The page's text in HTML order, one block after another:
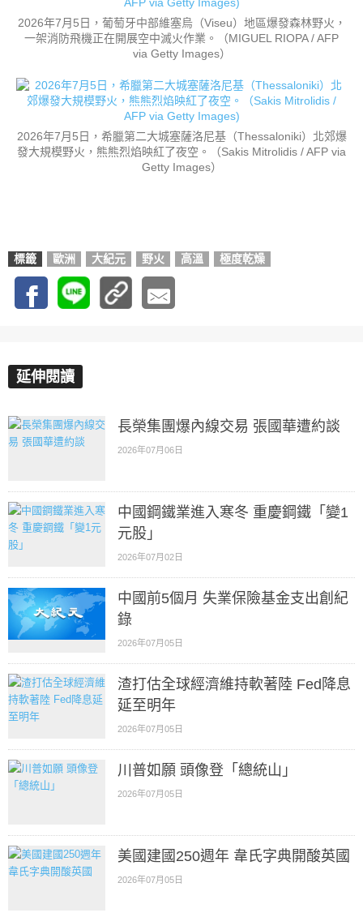
2026年7月5日，葡萄牙中部維塞烏（Viseu）地區爆發森林野火，
一架消防飛機正在開展空中滅火作業。（MIGUEL RIOPA / AFP
via Getty Images）
2026年7月5日，希臘第二大城塞薩洛尼基（Thessaloniki）北郊爆
發大規模野火，熊熊烈焰映紅了夜空。（Sakis Mitrolidis / AFP via
Getty Images）
標籤 歐洲 大紀元 野火 高溫 極度乾燥
延伸閱讀
長榮集團爆內線交易 張國華遭約談
2026年07月06日
中國鋼鐵業進入寒冬 重慶鋼鐵「變1
元股」
2026年07月02日
中國前5個月 失業保險基金支出創紀
錄
2026年07月05日
渣打估全球經濟維持軟著陸 Fed降息
延至明年
2026年07月05日
川普如願 頭像登「總統山」
2026年07月05日
美國建國250週年 韋氏字典開酸英國
2026年07月05日